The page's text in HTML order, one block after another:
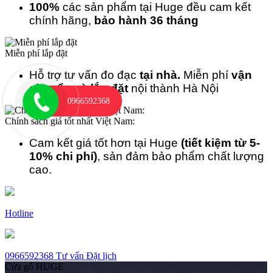
100% các sản phẩm tại Huge đều cam kết
chính hãng, bảo hành 36 tháng
Miễn phí lắp đặt
Hỗ trợ tư vấn đo đạc tại nhà. Miễn phí vận
chuyển và lắp đặt nội thành Hà Nội
Chính sách giá tốt nhất Việt Nam:
Cam kết giá tốt hơn tại Huge (tiết kiệm từ 5-
10% chi phí), sản đảm bảo phẩm chất lượng
cao.
Hotline
0966592368 Tư vấn Đặt lịch
Cửa gỗ HUGE
0966592368